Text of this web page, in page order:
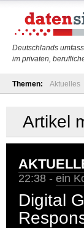
Deutschlands
im privaten,
Themen: Aktuelles
Artikel
22:38 - ein
Digital